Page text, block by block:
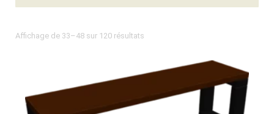
Affichage de 33–48 sur 120 résultats